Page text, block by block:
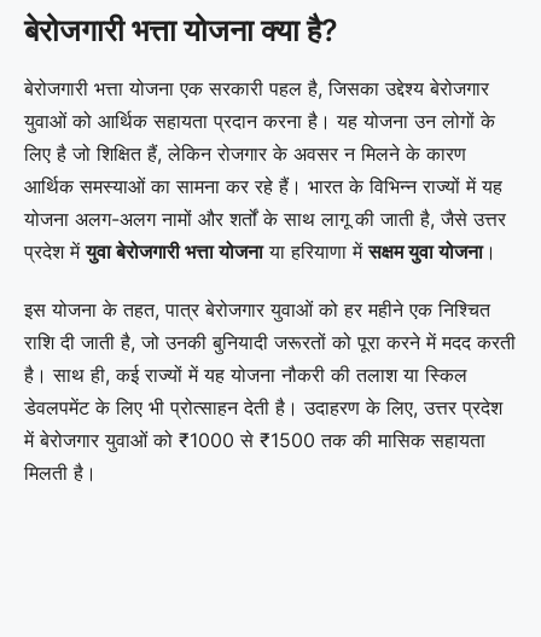
बेरोजगारी भत्ता योजना क्या है?
बेरोजगारी भत्ता योजना एक सरकारी पहल है, जिसका उद्देश्य बेरोजगार
युवाओं को आर्थिक सहायता प्रदान करना है। यह योजना उन लोगों के
लिए है जो शिक्षित हैं, लेकिन रोजगार के अवसर न मिलने के कारण
आर्थिक समस्याओं का सामना कर रहे हैं। भारत के विभिन्न राज्यों में यह
योजना अलग-अलग नामों और शर्तों के साथ लागू की जाती है, जैसे उत्तर
प्रदेश मेंयुवा बेरोजगारी भत्ता योजनाया हरियाणा मेंसक्षम युवा योजना।
इस योजना के तहत, पात्र बेरोजगार युवाओं को हर महीने एक निश्चित
राशि दी जाती है, जो उनकी बुनियादी जरूरतों को पूरा करने में मदद करती
है। साथ ही, कई राज्यों में यह योजना नौकरी की तलाश या स्किल
डेवलपमेंट के लिए भी प्रोत्साहन देती है। उदाहरण के लिए, उत्तर प्रदेश
में बेरोजगार युवाओं को ₹1000 से ₹1500 तक की मासिक सहायता
मिलती है।